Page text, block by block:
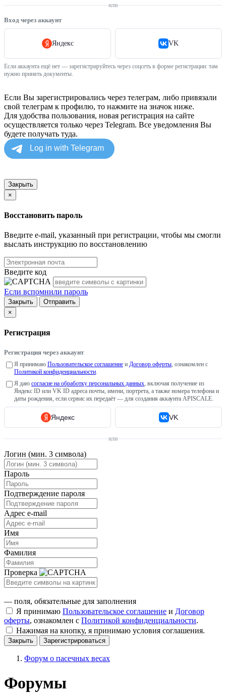
или
Вход через аккаунт
Яндекс VK
Если аккаунта ещё нет — зарегистрируйтесь через соцсеть в форме регистрации: там
нужно принять документы.
Если Вы зарегистрировались через телеграм, либо привязали
свой телеграм к профилю, то нажмите на значок ниже.
Для удобства пользования, новая регистрация на сайте
осуществляется только через Telegram. Все уведомления Вы
будете получать туда.
Закрыть
×
Восстановить пароль
Введите e-mail, указанный при регистрации, чтобы мы смогли
выслать инструкцию по восстановлению
Введите код
Если вспомнили пароль
Закрыть
Отправить
×
Регистрация
Регистрация через аккаунт
Я принимаю Пользовательское соглашение и Договор оферты , ознакомлен с
Политикой конфиденциальности
Я даю согласие на обработку персональных данных , включая получение из
Яндекс ID или VK ID адреса почты, имени, портрета, а также номера телефона и
даты рождения, если сервис их передаёт — для создания аккаунта APISCALE.
Яндекс VK
или
Логин (мин. 3 символа)
Пароль
Подтверждение пароля
Адрес e-mail
Имя
Фамилия
Проверка
— поля, обязательные для заполнения
Я принимаю Пользовательское соглашение и Договор
оферты, ознакомлен с Политикой конфиденциальности.
Нажимая на кнопку, я принимаю условия соглашения.
Закрыть Зарегистрироваться
Форум о пасечных весах
Форумы